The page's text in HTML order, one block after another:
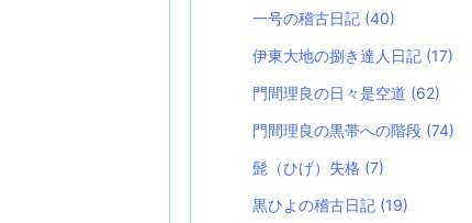
一号の稽古日記 (40)
伊東大地の捌き達人日記 (17)
門間理良の日々是空道 (62)
門間理良の黒帯への階段 (74)
髭（ひげ）失格 (7)
黒ひよの稽古日記 (19)